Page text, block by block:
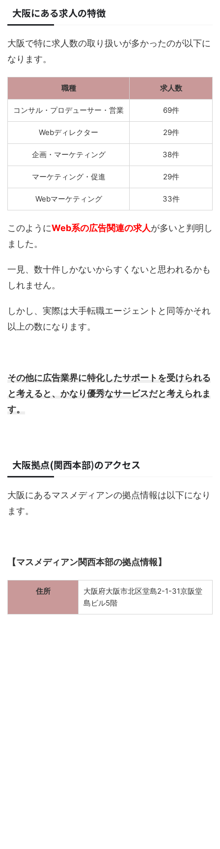
大阪にある求人の特徴
大阪で特に求人数の取り扱いが多かったのが以下に
なります。
職種 求人数
コンサル・プロデューサー・営業 69件
Webディレクター 29件
企画・マーケティング 38件
マーケティング・促進 29件
Webマーケティング 33件
このようにWeb系の広告関連の求人が多いと判明し
ました。
一見、数十件しかないからすくないと思われるかも
しれません。
しかし、実際は大手転職エージェントと同等かそれ
以上の数になります。
その他に広告業界に特化したサポートを受けられる
と考えると、かなり優秀なサービスだと考えられま
す。
大阪拠点(関西本部)のアクセス
大阪にあるマスメディアンの拠点情報は以下になり
ます。
【マスメディアン関西本部の拠点情報】
住所
大阪府大阪市北区堂島2-1-31京阪堂
島ビル5階